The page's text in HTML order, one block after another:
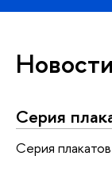
Новости
Серия
Серия